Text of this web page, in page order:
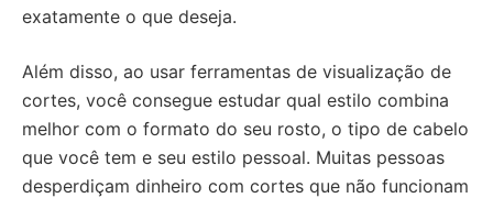
exatamente o que deseja.
Além disso, ao usar ferramentas de visualização de
cortes, você consegue estudar qual estilo combina
melhor com o formato do seu rosto, o tipo de cabelo
que você tem e seu estilo pessoal. Muitas pessoas
desperdiçam dinheiro com cortes que não funcionam